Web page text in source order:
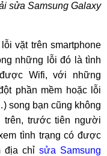
sửa Samsung Galaxy
vặt trên smartphone
những lỗi đó là tình
Wifi, với những
phần mềm hoặc lỗi
song bạn cũng không
trên, trước tiên người
tình trạng có được
địa chỉsửa Samsung